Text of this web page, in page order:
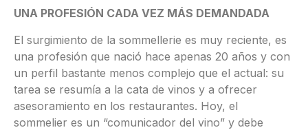
UNA PROFESIÓN CADA VEZ MÁS DEMANDADA
El surgimiento de la sommellerie es muy reciente, es
una profesión que nació hace apenas 20 años y con
un perfil bastante menos complejo que el actual: su
tarea se resumía a la cata de vinos y a ofrecer
asesoramiento en los restaurantes. Hoy, el
sommelier es un “comunicador del vino” y debe